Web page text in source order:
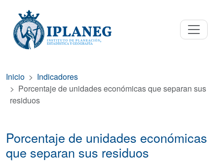
Inicio
Indicadores
Porcentaje de unidades económicas que separan sus
residuos
Porcentaje de unidades económicas
que separan sus residuos